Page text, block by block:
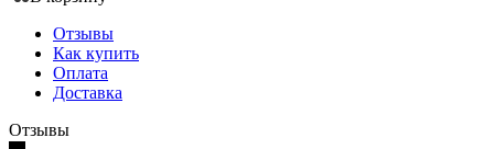
Отзывы
Как купить
Оплата
Доставка
Отзывы